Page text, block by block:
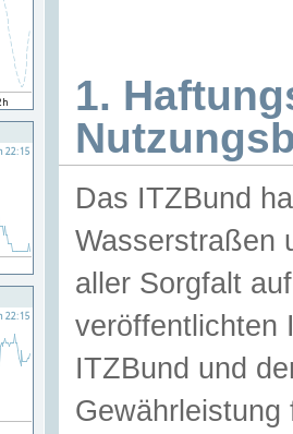
1.
Das ITZBund
Wasserstraßen
aller Sorgfalt
veröffentlichten
ITZBund und